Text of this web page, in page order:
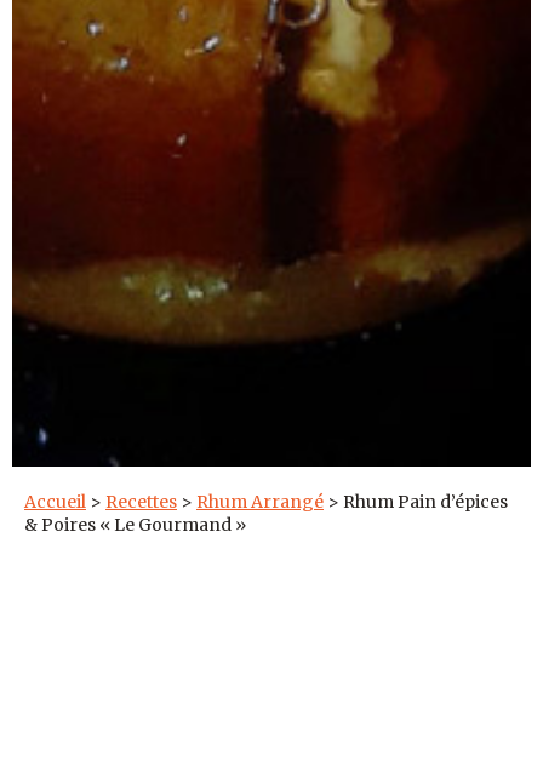
Accueil > Recettes > Rhum Arrangé > Rhum Pain d’épices
& Poires « Le Gourmand »